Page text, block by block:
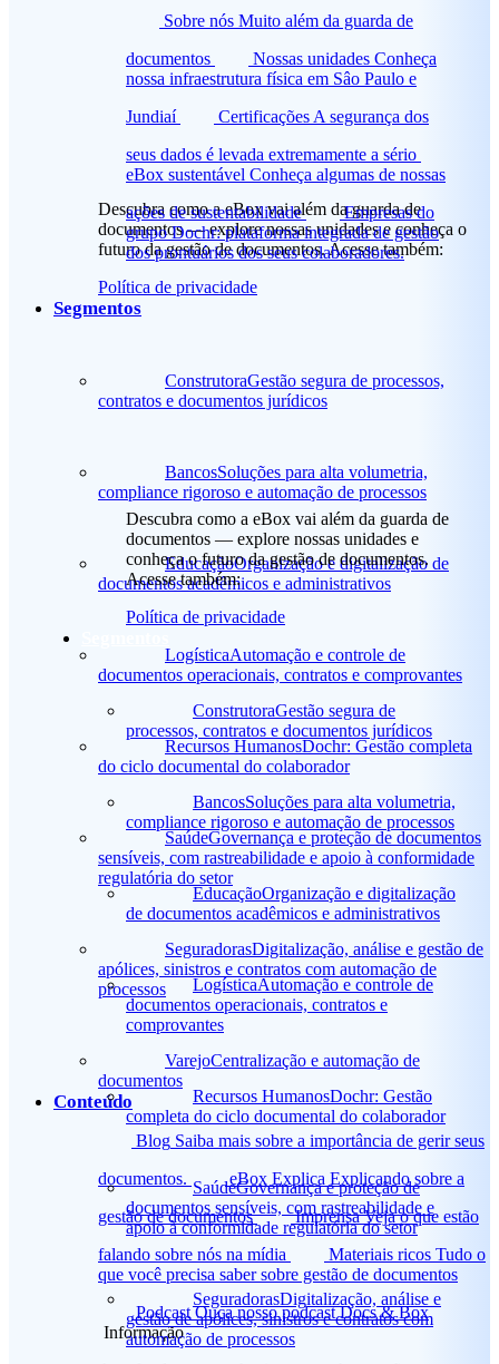
Sobre nós Muito além da guarda de
documentos
Nossas unidades Conheça
nossa infraestrutura física em Sâo Paulo e
Jundiaí
Certificações A segurança dos
seus dados é levada extremamente a sério
eBox sustentável Conheça algumas de nossas
ações de sustentabilidade
Empresas do
grupo Dochr: plataforma integrada de gestão
dos prontuários dos seus colaboradores.
Descubra como a eBox vai além da guarda de
documentos — explore nossas unidades e
conheça o futuro da gestão de documentos.
Acesse também:
Política de privacidade
ConstrutoraGestão segura de
processos, contratos e documentos jurídicos
BancosSoluções para alta volumetria,
compliance rigoroso e automação de processos
EducaçãoOrganização e digitalização
de documentos acadêmicos e administrativos
LogísticaAutomação e controle de
documentos operacionais, contratos e
comprovantes
Recursos HumanosDochr: Gestão
completa do ciclo documental do colaborador
SaúdeGovernança e proteção de
documentos sensíveis, com rastreabilidade e
apoio à conformidade regulatória do setor
SeguradorasDigitalização, análise e
gestão de apólices, sinistros e contratos com
automação de processos
Descubra como a eBox vai além da guarda de
documentos — explore nossas unidades e conheça o
futuro da gestão de documentos. Acesse também:
Política de privacidade
Segmentos
ConstrutoraGestão segura de processos,
contratos e documentos jurídicos
BancosSoluções para alta volumetria,
compliance rigoroso e automação de processos
EducaçãoOrganização e digitalização de
documentos acadêmicos e administrativos
LogísticaAutomação e controle de
documentos operacionais, contratos e comprovantes
Recursos HumanosDochr: Gestão completa
do ciclo documental do colaborador
SaúdeGovernança e proteção de documentos
sensíveis, com rastreabilidade e apoio à conformidade
regulatória do setor
SeguradorasDigitalização, análise e gestão de
apólices, sinistros e contratos com automação de
processos
VarejoCentralização e automação de
documentos
Conteúdo
Blog Saiba mais sobre a importância de gerir seus
documentos.
eBox Explica Explicando sobre a
gestão de documentos
Imprensa Veja o que estão
falando sobre nós na mídia
Materiais ricos Tudo o
que você precisa saber sobre gestão de documentos
Podcast Ouça nosso podcast Docs & Box
Informação